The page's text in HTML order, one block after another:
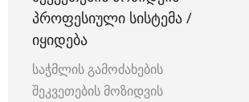
ᲞᲠᲝᲤᲔᲡᲘᲣᲚᲘ ᲡᲘᲡᲢᲔᲛᲐ /
ᲘᲧᲘᲓᲔᲑᲐ
საჭმლის გამოძახების
შეკვეთების მოზიდვის